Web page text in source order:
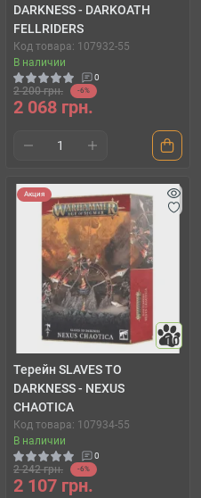
DARKNESS - DARKOATH
FELLRIDERS
Код товара: 107932-55
В наличии
0
2 200 грн. -6%
2 068 грн.
Акция
10
Терейн SLAVES TO
DARKNESS - NEXUS
CHAOTICA
Код товара: 107934-55
В наличии
0
2 242 грн. -6%
2 107 грн.